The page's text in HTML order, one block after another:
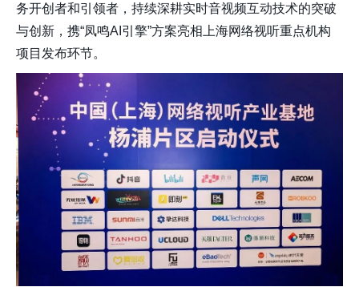
务开创者和引领者，持续深耕实时音视频互动技术的突破
与创新，携“凤鸣AI引擎”方案亮相上海网络视听重点机构
项目发布环节。